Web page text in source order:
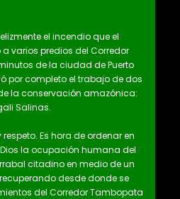
el incendio que el
varios predios del Corredor
de la ciudad de Puerto
por completo el trabajo de dos
la conservación amazónica:
Salinas.
Es hora de ordenar en
la ocupación humana del
citadino en medio de un
desde donde se
del Corredor Tambopata